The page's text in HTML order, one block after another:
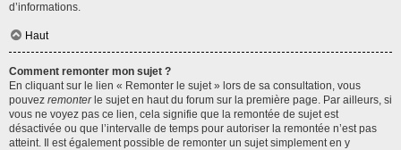
d’informations.
Haut
Comment remonter mon sujet ?
En cliquant sur le lien « Remonter le sujet » lors de sa consultation, vous
pouvez remonterle sujet en haut du forum sur la première page. Par ailleurs, si
vous ne voyez pas ce lien, cela signifie que la remontée de sujet est
désactivée ou que l’intervalle de temps pour autoriser la remontée n’est pas
atteint. Il est également possible de remonter un sujet simplement en y